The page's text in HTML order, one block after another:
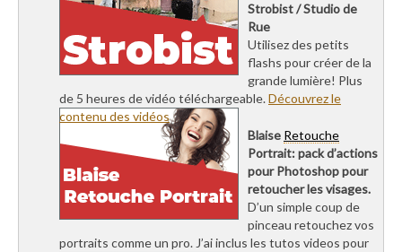
Strobist / Studio de
Rue
Utilisez des petits
flashs pour créer de la
grande lumière! Plus
de 5 heures de vidéo téléchargeable.Découvrez le
contenu des vidéos
Blaise Retouche
Portrait: pack d’actions
pour Photoshop pour
retoucher les visages.
D’un simple coup de
pinceau retouchez vos
portraits comme un pro. J’ai inclus les tutos videos pour